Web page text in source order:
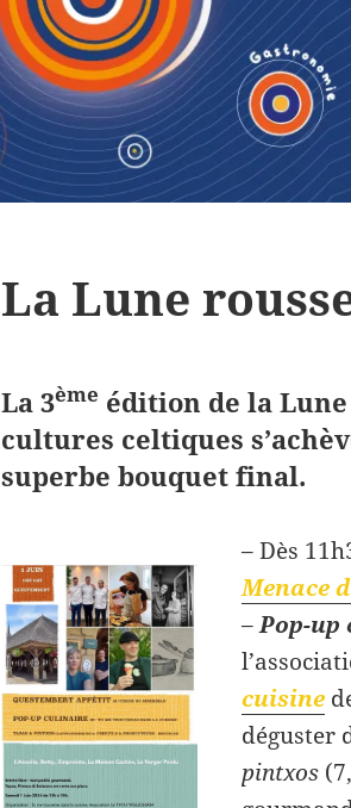
La Lune
La 3ème édition de la
cultures celtiques
superbe bouquet final.
– Dès
Menace
–Pop-
cuisine
déguster
pintxos